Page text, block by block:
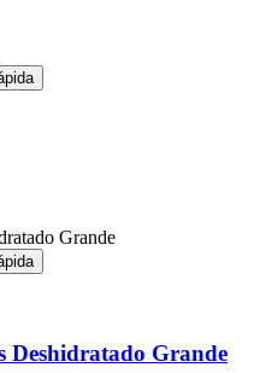
Deshidratado Grande